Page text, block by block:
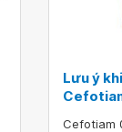
Lưu ý
Cefotiam